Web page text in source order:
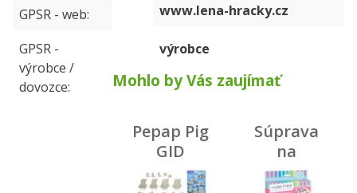
GPSR - web www.lena-hracky.cz
GPSR -
výrobce /
dovozce
výrobce
Mohlo by Vás zaujímať
Pepap Pig
GID
svietiace
Súprava
na
výrobu